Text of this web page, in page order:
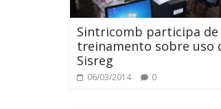
Sintricomb participa de
treinamento sobre uso
Sisreg
06/03/2014 0